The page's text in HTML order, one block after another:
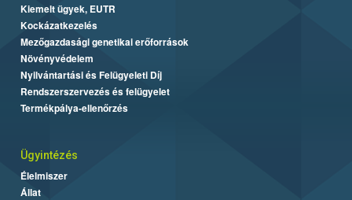
Kiemelt ügyek, EUTR
Kockázatkezelés
Mezőgazdasági genetikai erőforrások
Növényvédelem
Nyilvántartási és Felügyeleti Díj
Rendszerszervezés és felügyelet
Termékpálya-ellenőrzés
Ügyintézés
Élelmiszer
Állat